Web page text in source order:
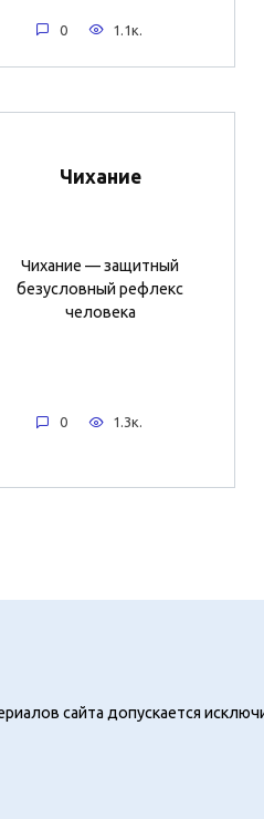
0 1.1к.
Чихание
Чихание — защитный
безусловный рефлекс
человека
0 1.3к.
сайта допускается